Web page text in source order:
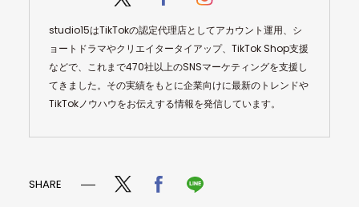
studio15はTikTokの認定代理店としてアカウント運用、シ
ョートドラマやクリエイタータイアップ、TikTok Shop支援
などで、これまで470社以上のSNSマーケティングを支援し
てきました。その実績をもとに企業向けに最新のトレンドや
TikTokノウハウをお伝えする情報を発信しています。
SHARE